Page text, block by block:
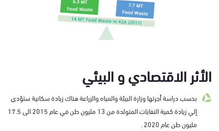
الأثر الاقتصادي و البيئي
بحسب دراسة أجرتها وزارة البيئة والمياه والزراعة هناك زيادة سكانية ستؤدي
إلي زيادة كمية النفايات المتولدة من 13 مليون طن في عام 2015 الى 17.5
مليون طن عام 2020 .